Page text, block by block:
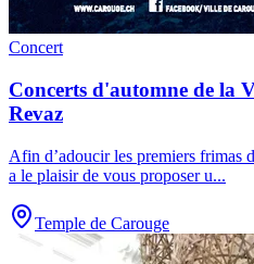
Concert
Concerts d'automne de la
Revaz
Afin d’adoucir les premiers frimas
a le plaisir de vous proposer u...
Temple de Carouge